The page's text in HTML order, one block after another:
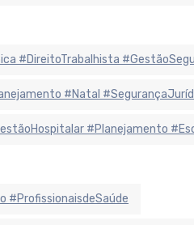
#DireitoTrabalhista
#Natal
#Planejamento
#ProfissionaisdeSaúde